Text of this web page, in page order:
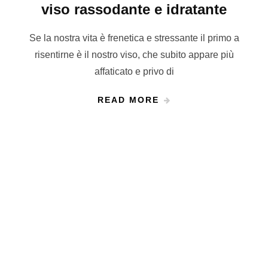
viso rassodante e idratante
Se la nostra vita è frenetica e stressante il primo a
risentirne è il nostro viso, che subito appare più
affaticato e privo di
READ MORE